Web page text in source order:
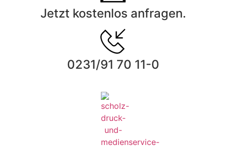
Jetzt kostenlos anfragen.
0231/91 70 11-0